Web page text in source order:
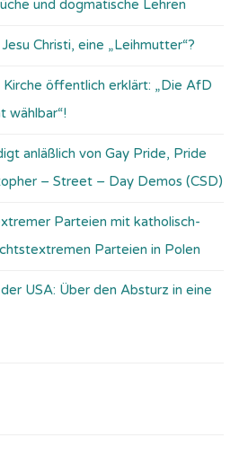
und dogmatische Lehren
Christi, eine „Leihmutter“?
Kirche öffentlich erklärt: „Die AfD
wählbar“!
anläßlich von Gay Pride, Pride
– Street – Day Demos (CSD)
Parteien mit katholisch-
Parteien in Polen
USA: Über den Absturz in eine